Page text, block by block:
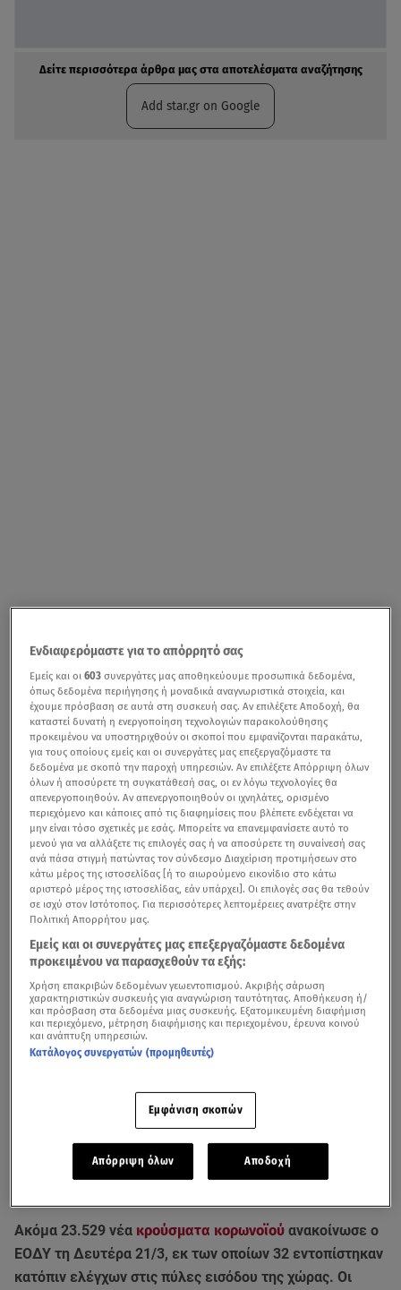
Δείτε περισσότερα άρθρα μας στα αποτελέσματα αναζήτησης
Add star.gr on Google
Τα νεότερα στοιχεία για την πορεία της πανδημίας στη χώρα - Βίντεο από
Ακόμα 23.529 νέα κρούσματα κορωνοϊού ανακοίνωσε ο
ΕΟΔΥ τη Δευτέρα 21/3, εκ των οποίων 32 εντοπίστηκαν
κατόπιν ελέγχων στις πύλες εισόδου της χώρας. Οι
Ενδιαφερόμαστε για το απόρρητό σας
Εμείς και οι603 συνεργάτες μας αποθηκεύουμε προσωπικά δεδομένα,
όπως δεδομένα περιήγησης ή μοναδικά αναγνωριστικά στοιχεία, και
έχουμε πρόσβαση σε αυτά στη συσκευή σας. Αν επιλέξετε Αποδοχή, θα
καταστεί δυνατή η ενεργοποίηση τεχνολογιών παρακολούθησης
προκειμένου να υποστηριχθούν οι σκοποί που εμφανίζονται παρακάτω,
για τους οποίους εμείς και οι συνεργάτες μας επεξεργαζόμαστε τα
δεδομένα με σκοπό την παροχή υπηρεσιών. Αν επιλέξετε Απόρριψη όλων
όλων ή αποσύρετε τη συγκατάθεσή σας, οι εν λόγω τεχνολογίες θα
απενεργοποιηθούν. Αν απενεργοποιηθούν οι ιχνηλάτες, ορισμένο
περιεχόμενο και κάποιες από τις διαφημίσεις που βλέπετε ενδέχεται να
μην είναι τόσο σχετικές με εσάς. Μπορείτε να επανεμφανίσετε αυτό το
μενού για να αλλάξετε τις επιλογές σας ή να αποσύρετε τη συναίνεσή σας
ανά πάσα στιγμή πατώντας τον σύνδεσμο Διαχείριση προτιμήσεων στο
κάτω μέρος της ιστοσελίδας [ή το αιωρούμενο εικονίδιο στο κάτω
αριστερό μέρος της ιστοσελίδας, εάν υπάρχει]. Οι επιλογές σας θα τεθούν
σε ισχύ στον Ιστότοπος. Για περισσότερες λεπτομέρειες ανατρέξτε στην
Πολιτική Απορρήτου μας.
Εμείς και οι συνεργάτες μας επεξεργαζόμαστε δεδομένα
προκειμένου να παρασχεθούν τα εξής:
Χρήση επακριβών δεδομένων γεωεντοπισμού. Ακριβής σάρωση
χαρακτηριστικών συσκευής για αναγνώριση ταυτότητας. Αποθήκευση ή/
και πρόσβαση στα δεδομένα μιας συσκευής. Εξατομικευμένη διαφήμιση
και περιεχόμενο, μέτρηση διαφήμισης και περιεχομένου, έρευνα κοινού
και ανάπτυξη υπηρεσιών.
Κατάλογος συνεργατών (προμηθευτές)
Εμφάνιση σκοπών
Απόρριψη όλων Αποδοχή